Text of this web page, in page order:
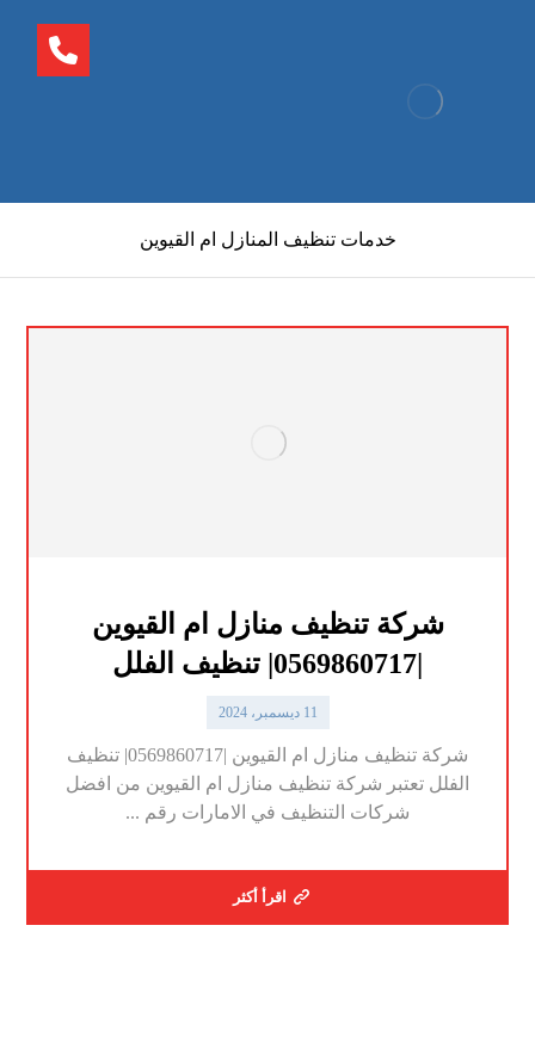
خدمات تنظيف المنازل ام القيوين
شركة تنظيف منازل ام القيوين
|0569860717| تنظيف الفلل
11 ديسمبر، 2024
شركة تنظيف منازل ام القيوين |0569860717| تنظيف
الفلل تعتبر شركة تنظيف منازل ام القيوين من افضل
شركات التنظيف في الامارات رقم ...
اقرأ أكثر